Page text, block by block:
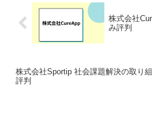
株式会社
み評判
株式会社Sportip 社会課題解決の取り
評判